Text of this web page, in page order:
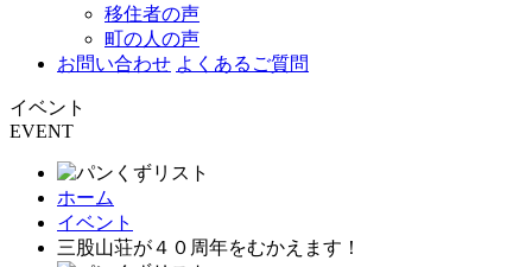
移住者の声
町の人の声
お問い合わせ よくあるご質問
イベント
EVENT
ホーム
イベント
三股山荘が４０周年をむかえます！